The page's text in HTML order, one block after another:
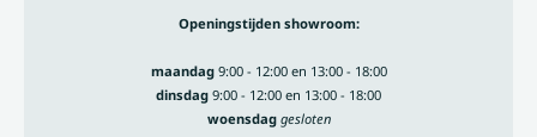
Openingstijden showroom:
maandag9:00 - 12:00 en 13:00 - 18:00
dinsdag 9:00 - 12:00 en 13:00 - 18:00
woensdaggesloten